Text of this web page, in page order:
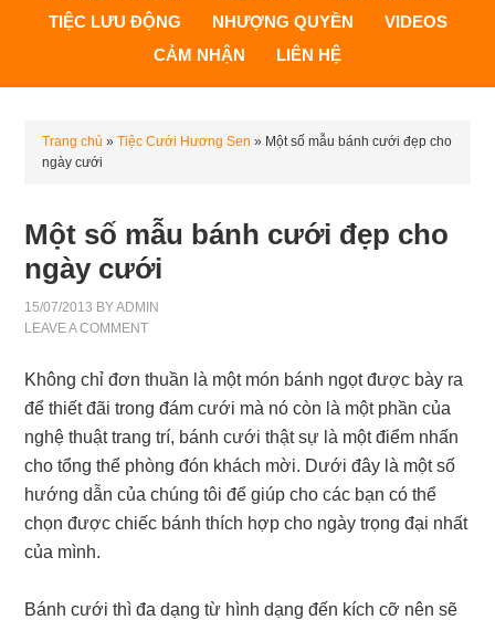
TIỆC LƯU ĐỘNG
NHƯỢNG QUYỀN
VIDEOS
CẢM NHẬN
LIÊN HỆ
Trang chủ »Tiệc Cưới Hương Sen » Một số mẫu bánh cưới đẹp cho
ngày cưới
Một số mẫu bánh cưới đẹp cho
ngày cưới
15/07/2013 BYADMIN
LEAVE A COMMENT
Không chỉ đơn thuần là một món bánh ngọt được bày ra
để thiết đãi trong đám cưới mà nó còn là một phần của
nghệ thuật trang trí, bánh cưới thật sự là một điểm nhấn
cho tổng thể phòng đón khách mời. Dưới đây là một số
hướng dẫn của chúng tôi để giúp cho các bạn có thể
chọn được chiếc bánh thích hợp cho ngày trọng đại nhất
của mình.
Bánh cưới thì đa dạng từ hình dạng đến kích cỡ nên sẽ